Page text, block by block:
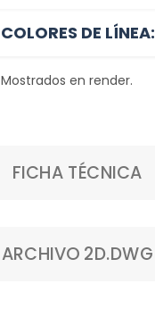
COLORES DE LÍNEA:
Mostrados en render.
FICHA TÉCNICA
ARCHIVO 2D.DWG